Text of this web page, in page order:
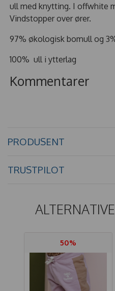
ull med knytting. I offwhite
Vindstopper over ører.
97% økologisk bomull og
100% ull i ytterlag
Kommentarer
PRODUSENT
TRUSTPILOT
50%